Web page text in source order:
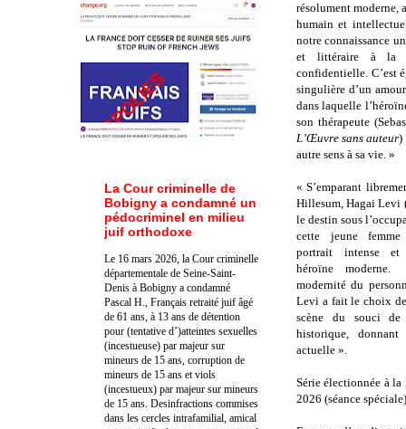
résolument moderne,
humain et
notre connaissance
et littéraire à la
confidentielle. C’est
singulière d’un
dans laquelle
son thérapeute
L’Œuvre sans auteur)
autre sens à sa vie. »
« S’emparant
Hillesum, Hagai
le destin sous
cette jeune
portrait intense et
héroïne
modernité du
Levi a fait le choix
scène du souci de
historique, donnant
actuelle ».
Série électionnée à
2026 (séance
La Cour criminelle de
Bobigny a condamné un
pédocriminel en milieu
juif orthodoxe
Le 16 mars 2026, la Cour criminelle
départementale de Seine-Saint-
Denis à Bobigny a condamné
Pascal H., Français retraité juif âgé
de 61 ans, à 13 ans de détention
pour (tentative d’)atteintes sexuelles
(incestueuse) par majeur sur
mineurs de 15 ans, corruption de
mineurs de 15 ans et viols
(incestueux) par majeur sur mineurs
de 15 ans. Desinfractions commises
dans les cercles intrafamilial, amical